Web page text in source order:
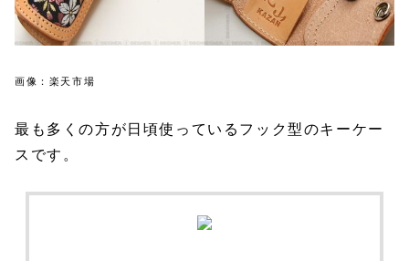
画像：楽天市場
最も多くの方が日頃使っているフック型のキーケー
スです。